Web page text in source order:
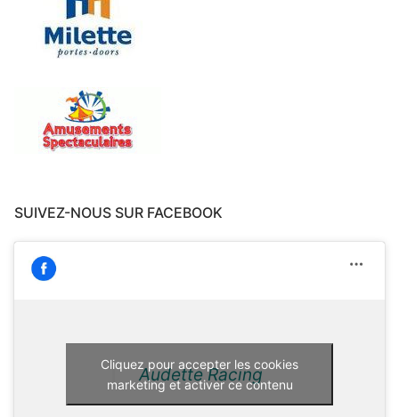
SUIVEZ-NOUS SUR FACEBOOK
Audette Racing
Cliquez pour accepter les cookies
marketing et activer ce contenu